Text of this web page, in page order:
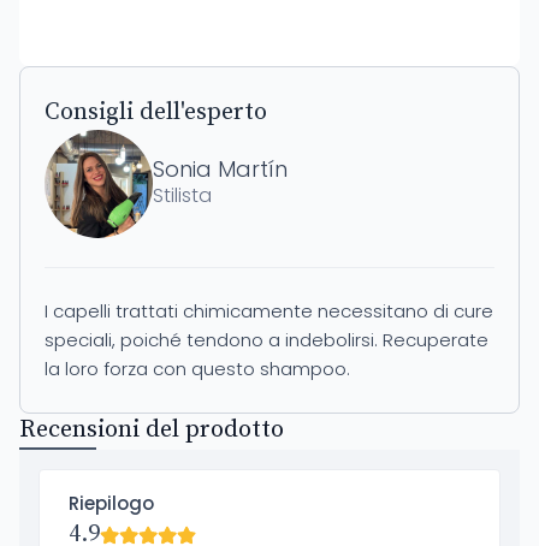
Consigli dell'esperto
Sonia Martín
Stilista
I capelli trattati chimicamente necessitano di cure
speciali, poiché tendono a indebolirsi. Recuperate
la loro forza con questo shampoo.
Recensioni del prodotto
Riepilogo
4.9